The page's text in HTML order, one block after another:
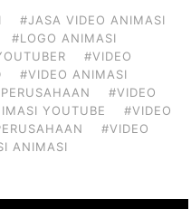
#JASA VIDEO ANIMASI
#LOGO ANIMASI
#VIDEO
#VIDEO ANIMASI
#VIDEO
YOUTUBE
#VIDEO
#VIDEO
ANIMASI